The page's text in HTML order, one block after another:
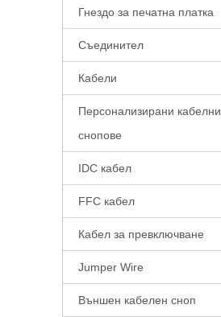
Гнездо за печатна платка
Съединител
Кабели
Персонализирани кабелни
снопове
IDC кабел
FFC кабел
Кабел за превключване
Jumper Wire
Външен кабелен сноп